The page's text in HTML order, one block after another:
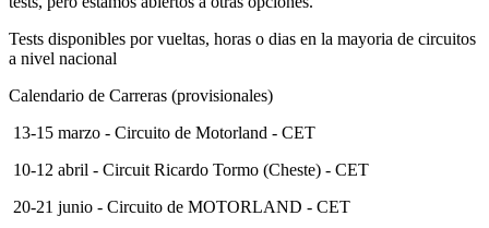
Tests disponibles por vueltas, horas o dias en la mayoria de circuitos
a nivel nacional
Calendario de Carreras (provisionales)
13-15 marzo - Circuito de Motorland - CET
10-12 abril - Circuit Ricardo Tormo (Cheste) - CET
20-21 junio - Circuito de MOTORLAND - CET
4-6 septiembre - Nogaro (francia)- CET